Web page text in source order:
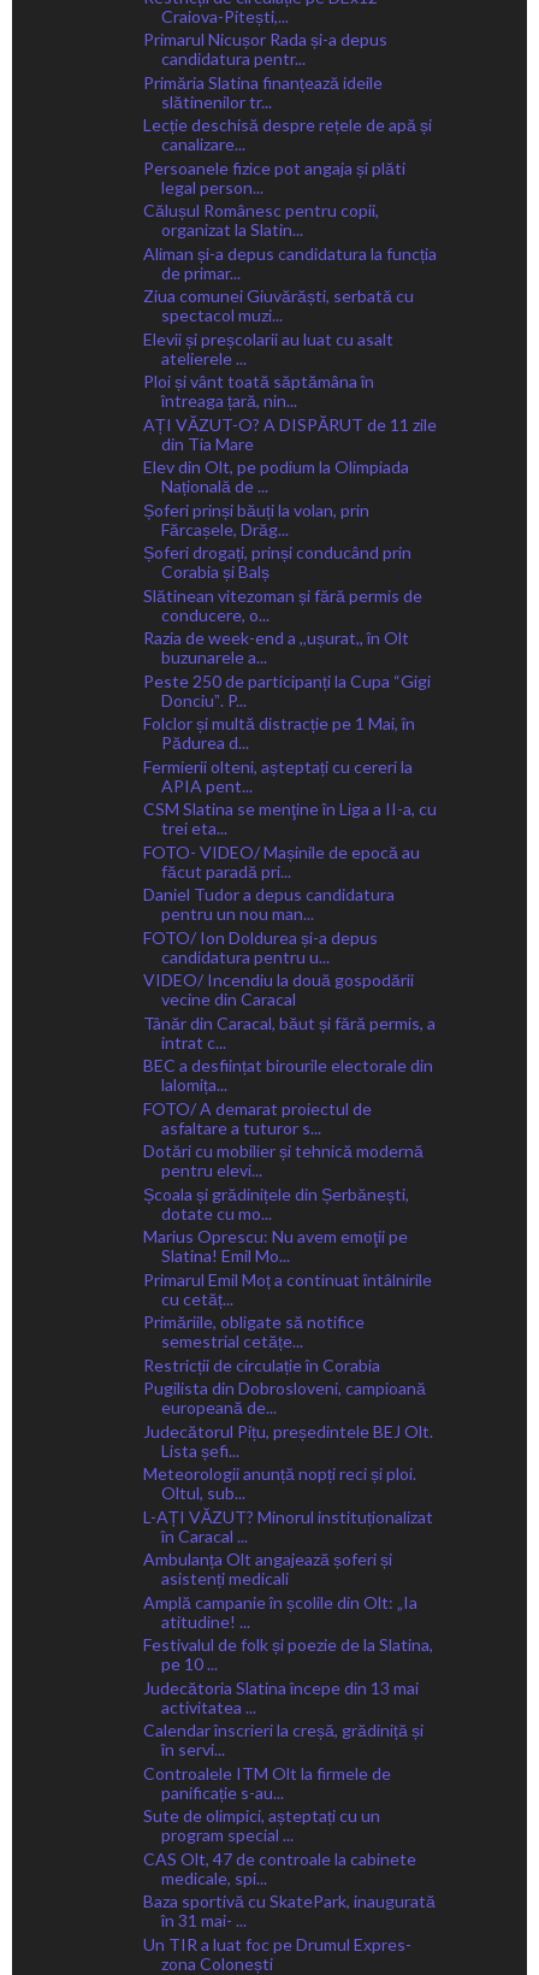
Craiova-Pitești,...
Primarul Nicușor Rada și-a depus
candidatura pentr...
Primăria Slatina finanțează ideile
slătinenilor tr...
Lecție deschisă despre rețele de apă și
canalizare...
Persoanele fizice pot angaja și plăti
legal person...
Călușul Românesc pentru copii,
organizat la Slatin...
Aliman și-a depus candidatura la funcția
de primar...
Ziua comunei Giuvărăști, serbată cu
spectacol muzi...
Elevii și preșcolarii au luat cu asalt
atelierele ...
Ploi și vânt toată săptămâna în
întreaga țară, nin...
AȚI VĂZUT-O? A DISPĂRUT de 11 zile
din Tia Mare
Elev din Olt, pe podium la Olimpiada
Națională de ...
Șoferi prinși băuți la volan, prin
Fărcașele, Drăg...
Șoferi drogați, prinși conducând prin
Corabia și Balș
Slătinean vitezoman și fără permis de
conducere, o...
Razia de week-end a ,,ușurat,, în Olt
buzunarele a...
Peste 250 de participanți la Cupa “Gigi
Donciuˮ. P...
Folclor și multă distracție pe 1 Mai, în
Pădurea d...
Fermierii olteni, așteptați cu cereri la
APIA pent...
CSM Slatina se menţine în Liga a II-a, cu
trei eta...
FOTO- VIDEO/ Mașinile de epocă au
făcut paradă pri...
Daniel Tudor a depus candidatura
pentru un nou man...
FOTO/ Ion Doldurea și-a depus
candidatura pentru u...
VIDEO/ Incendiu la două gospodării
vecine din Caracal
Tânăr din Caracal, băut și fără permis, a
intrat c...
BEC a desființat birourile electorale din
lalomița...
FOTO/ A demarat proiectul de
asfaltare a tuturor s...
Dotări cu mobilier și tehnică modernă
pentru elevi...
Școala și grădinițele din Șerbănești,
dotate cu mo...
Marius Oprescu: Nu avem emoţii pe
Slatina! Emil Mo...
Primarul Emil Moț a continuat întâlnirile
cu cetăț...
Primăriile, obligate să notifice
semestrial cetățe...
Restricții de circulație în Corabia
Pugilista din Dobrosloveni, campioană
europeană de...
Judecătorul Pițu, președintele BEJ Olt.
Lista șefi...
Meteorologii anunță nopți reci și ploi.
Oltul, sub...
L-AȚI VĂZUT? Minorul instituționalizat
în Caracal ...
Ambulanța Olt angajează șoferi și
asistenți medicali
Amplă campanie în școlile din Olt: „Ia
atitudine! ...
Festivalul de folk și poezie de la Slatina,
pe 10 ...
Judecătoria Slatina începe din 13 mai
activitatea ...
Calendar înscrieri la creșă, grădiniță și
în servi...
Controalele ITM Olt la firmele de
panificație s-au...
Sute de olimpici, așteptați cu un
program special ...
CAS Olt, 47 de controale la cabinete
medicale, spi...
Baza sportivă cu SkatePark, inaugurată
în 31 mai- ...
Un TIR a luat foc pe Drumul Expres-
zona Colonești